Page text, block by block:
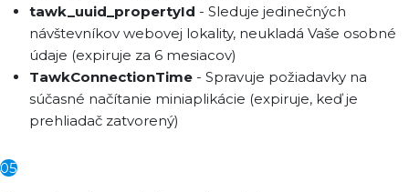
tawk_uuid_propertyId - Sleduje jedinečných
návštevníkov webovej lokality, neukladá Vaše osobné
údaje (expiruje za 6 mesiacov)
TawkConnectionTime - Spravuje požiadavky na
súčasné načítanie miniaplikácie (expiruje, keď je
prehliadač zatvorený)
05